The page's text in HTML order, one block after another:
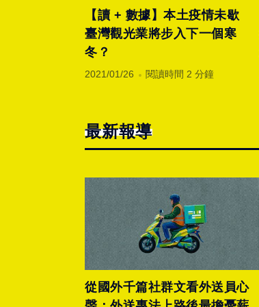
【讀 + 數據】本土疫情未歇
臺灣觀光業將步入下一個寒
冬？
2021/01/26 閱讀時間 2 分鐘
最新報導
從國外千篇社群文看外送員心